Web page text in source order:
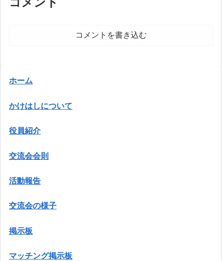
コメントを書き込む
ホーム
かけはしについて
役員紹介
交流会会則
活動報告
交流会の様子
掲示板
マッチング掲示板